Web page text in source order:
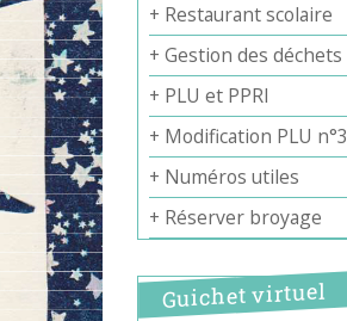
+ Restaurant scolaire
+ Gestion des déchets
+ PLU et PPRI
+ Modification PLU n°3
+ Numéros utiles
+ Réserver broyage
Guichet virtuel